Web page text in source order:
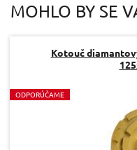
MOHLO BY SE
Kotouč
ODPORÚČAME